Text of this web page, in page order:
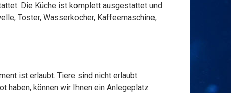
Die Küche ist komplett ausgestattet und
Toster, Wasserkocher, Kaffeemaschine,
ist erlaubt. Tiere sind nicht erlaubt.
haben, können wir Ihnen ein Anlegeplatz